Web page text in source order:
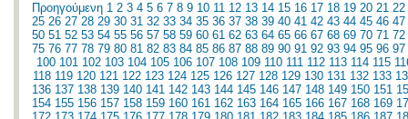
Προηγούμενη 1 2 3 4 5 6 7 8 9 10 11 12 13 14 15 16 17 18 19 20 21 22
25 26 27 28 29 30 31 32 33 34 35 36 37 38 39 40 41 42 43 44 45 46 47
50 51 52 53 54 55 56 57 58 59 60 61 62 63 64 65 66 67 68 69 70 71 72
75 76 77 78 79 80 81 82 83 84 85 86 87 88 89 90 91 92 93 94 95 96 97
100 101 102 103 104 105 106 107 108 109 110 111 112 113 114 115
118 119 120 121 122 123 124 125 126 127 128 129 130 131 132 133
136 137 138 139 140 141 142 143 144 145 146 147 148 149 150 151
154 155 156 157 158 159 160 161 162 163 164 165 166 167 168 169